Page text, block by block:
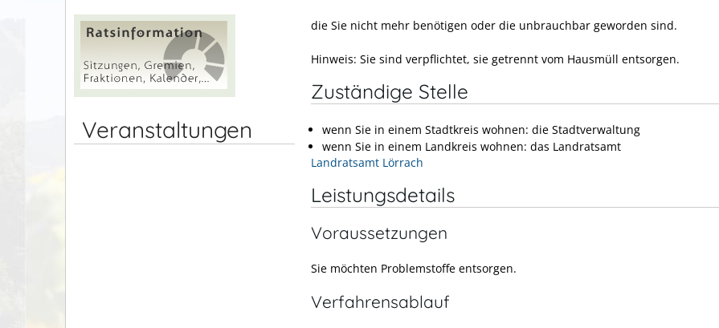
Veranstaltungen
die Sie nicht mehr benötigen oder die unbrauchbar geworden sind.
Hinweis: Sie sind verpflichtet, sie getrennt vom Hausmüll entsorgen.
Zuständige Stelle
wenn Sie in einem Stadtkreis wohnen: die Stadtverwaltung
wenn Sie in einem Landkreis wohnen: das Landratsamt
Landratsamt Lörrach
Leistungsdetails
Voraussetzungen
Sie möchten Problemstoffe entsorgen.
Verfahrensablauf